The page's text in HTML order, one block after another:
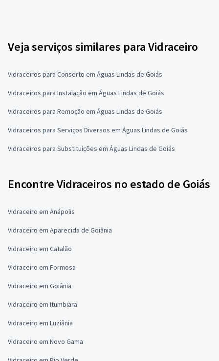
Veja serviços similares para Vidraceiro
Vidraceiros para Conserto em Águas Lindas de Goiás
Vidraceiros para Instalação em Águas Lindas de Goiás
Vidraceiros para Remoção em Águas Lindas de Goiás
Vidraceiros para Serviços Diversos em Águas Lindas de Goiás
Vidraceiros para Substituições em Águas Lindas de Goiás
Encontre Vidraceiros no estado de Goiás
Vidraceiro em Anápolis
Vidraceiro em Aparecida de Goiânia
Vidraceiro em Catalão
Vidraceiro em Formosa
Vidraceiro em Goiânia
Vidraceiro em Itumbiara
Vidraceiro em Luziânia
Vidraceiro em Novo Gama